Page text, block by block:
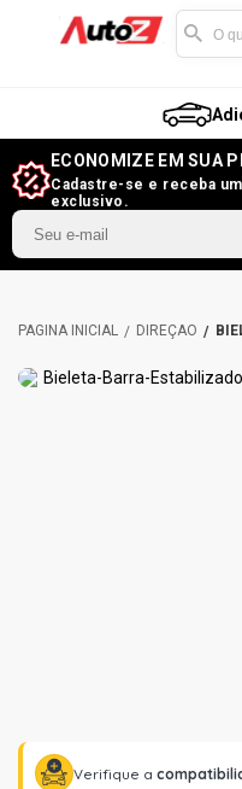
ECONOMIZE EM SUA
Cadastre-se e receba
exclusivo.
DIREÇÃO
Verifique a